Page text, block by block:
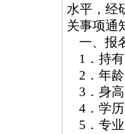
水平，经
关事项通
一、报
1．持有
2．年龄
3．身高
4．学历
5．专业